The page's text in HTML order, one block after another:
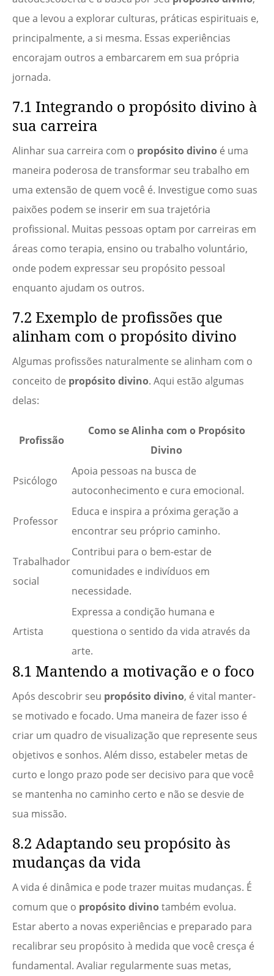
que a levou a explorar culturas, práticas espirituais e,
principalmente, a si mesma. Essas experiências
encorajam outros a embarcarem em sua própria
jornada.
7.1 Integrando o propósito divino à
sua carreira
Alinhar sua carreira com o propósito divino é uma
maneira poderosa de transformar seu trabalho em
uma extensão de quem você é. Investigue como suas
paixões podem se inserir em sua trajetória
profissional. Muitas pessoas optam por carreiras em
áreas como terapia, ensino ou trabalho voluntário,
onde podem expressar seu propósito pessoal
enquanto ajudam os outros.
7.2 Exemplo de profissões que
alinham com o propósito divino
Algumas profissões naturalmente se alinham com o
conceito de propósito divino. Aqui estão algumas
delas:
Profissão
Como se Alinha com o Propósito
Divino
Psicólogo
Apoia pessoas na busca de
autoconhecimento e cura emocional.
Professor
Educa e inspira a próxima geração a
encontrar seu próprio caminho.
Trabalhador
social
Contribui para o bem-estar de
comunidades e indivíduos em
necessidade.
Artista
Expressa a condição humana e
questiona o sentido da vida através da
arte.
8.1 Mantendo a motivação e o foco
Após descobrir seu propósito divino, é vital manter-
se motivado e focado. Uma maneira de fazer isso é
criar um quadro de visualização que represente seus
objetivos e sonhos. Além disso, estabeler metas de
curto e longo prazo pode ser decisivo para que você
se mantenha no caminho certo e não se desvie de
sua missão.
8.2 Adaptando seu propósito às
mudanças da vida
A vida é dinâmica e pode trazer muitas mudanças. É
comum que o propósito divinotambém evolua.
Estar aberto a novas experiências e preparado para
recalibrar seu propósito à medida que você cresça é
fundamental. Avaliar regularmente suas metas,